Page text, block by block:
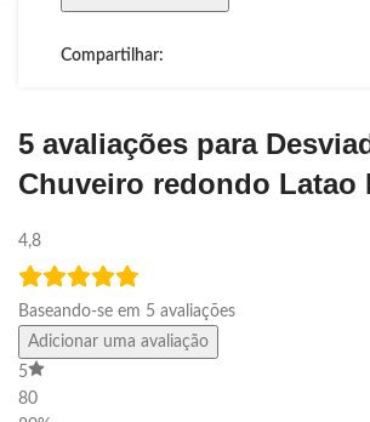
Compartilhar:
5 avaliações para
Chuveiro redondo Latao
4,8
Baseando-se em 5 avaliações
Adicionar uma avaliação
5
80